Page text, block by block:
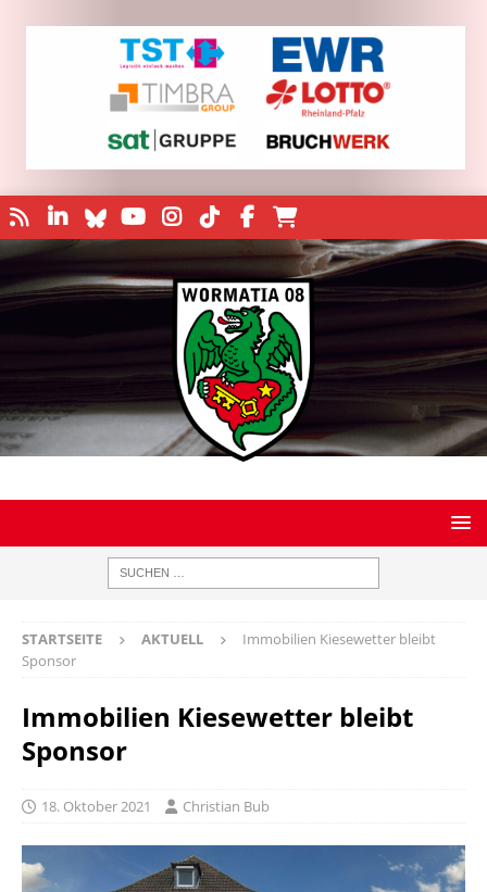
STARTSEITE AKTUELL
Immobilien Kiesewetter bleibt
Sponsor
Immobilien Kiesewetter bleibt
Sponsor
18. Oktober 2021 Christian Bub